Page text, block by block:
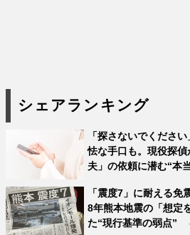
シェアランキング
「探さないでくださ
怯な手口も。現役探
夫」の依頼に潜む“本
「震度7」に耐える免
8年熊本地震の「想定
た“現行基準の弱点”